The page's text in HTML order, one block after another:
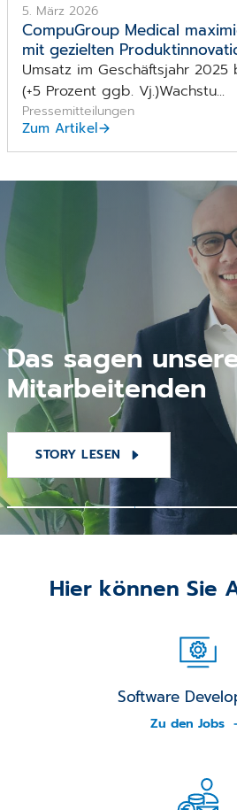
5. März 2026
CompuGroup Medical
mit gezielten
Umsatz im Geschäftsjahr 2025
(+5 Prozent ggb. Vj.)Wachstu...
Pressemitteilungen
Zum Artikel
Das sagen
Mitarbeitenden
STORY LESEN
Das sagen
Mitarbeitenden
STORY LESEN
Das sagen
Mitarbeitenden
STORY LESEN
Hier können Sie
Software
Zu den Jobs